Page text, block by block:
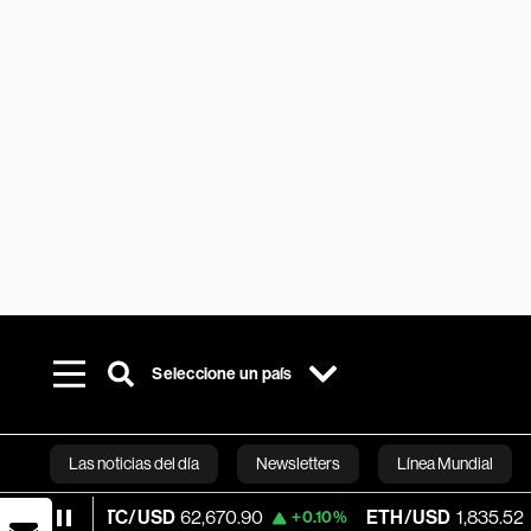
Seleccione un país
Las noticias del día Newsletters Línea Mundial
Bloomberg
USD 62,670.90 +0.10% ETH/USD 1,835.52 -0.07%